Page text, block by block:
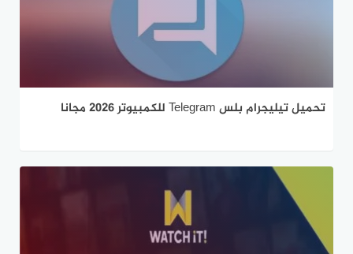
تحميل تيليجرام بلس Telegram للكمبيوتر 2026 مجانا